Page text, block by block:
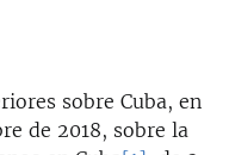
LATINA
sobre Cuba, en
de 2018, sobre la